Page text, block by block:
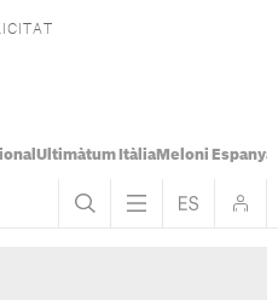
Ultimàtum ItàliaMeloni Espanya